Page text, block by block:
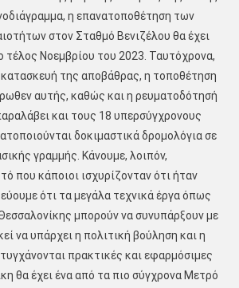
η επανατοποθέτηση των
στον Σταθμό Βενιζέλου θα έχει
Νοεμβρίου του 2023. Ταυτόχρονα,
της αποβάθρας, η τοποθέτηση
αυτής, καθώς και η ρευματοδότησή
και τους 18 υπερσύγχρονους
δοκιμαστικά δρομολόγια σε
γραμμής. Κάνουμε, λοιπόν,
που κάποιοι ισχυρίζονταν ότι ήταν
ότι τα μεγάλα τεχνικά έργα όπως
μπορούν να συνυπάρξουν με
να υπάρχει η πολιτική βούληση και η
πρακτικές και εφαρμόσιμες
θα έχει ένα από τα πιο σύγχρονα Μετρό